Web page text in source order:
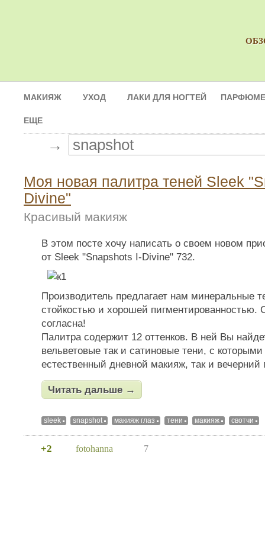
МАКИЯЖ УХОД ЛАКИ ДЛЯ НОГТЕЙ
ЕЩЕ
→
Моя новая палитра теней Sleek
Divine"
Красивый макияж
В этом посте хочу написать о своем новом
от Sleek "Snapshots I-Divine" 732.
Производитель предлагает нам минеральные
стойкостью и хорошей пигментированностью.
согласна!
Палитра содержит 12 оттенков. В ней Вы
вельветовые так и сатиновые тени, с
естественный дневной макияж, так и
Читать дальше →
sleek snapshot макияж глаз тени макияж свотчи
+2 fotohanna 7